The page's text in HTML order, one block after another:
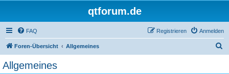
qtforum.de
FAQ Anmelden
Registrieren
Foren-Übersicht Allgemeines
Allgemeines